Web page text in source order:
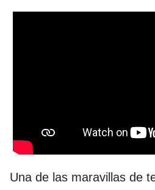
Una de las maravillas de